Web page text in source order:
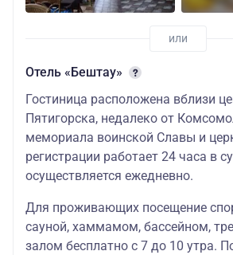
Отель «Бештау»
Гостиница расположена вблизи
Пятигорска, недалеко от
мемориала воинской Славы и
регистрации работает 24 часа в
осуществляется ежедневно.
Для проживающих посещение
сауной, хаммамом, бассейном,
залом бесплатно с 7 до 10 утра.